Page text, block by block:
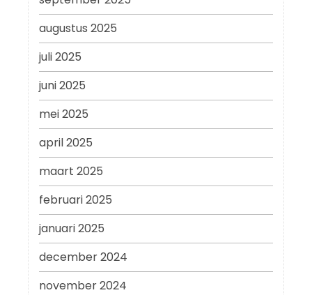
augustus 2025
juli 2025
juni 2025
mei 2025
april 2025
maart 2025
februari 2025
januari 2025
december 2024
november 2024